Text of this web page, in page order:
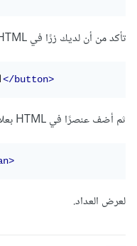
تأكد من أن لديك زرًا في HTML بمعرف button
</button>
ثم أضف عنصرًا في HTML بعلامة
لعرض العداد.